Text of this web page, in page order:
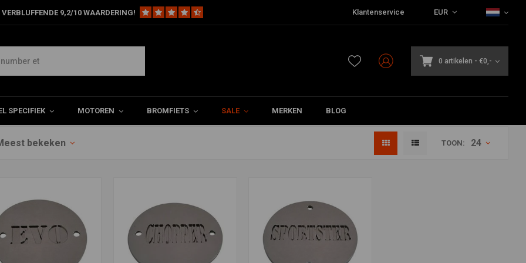
9,2/10 WAARDERING! Klantenservice EUR
0 artikelen - €0,-
SPECIFIEK MOTOREN BROMFIETS SALE MERKEN BLOG
harley davidson
bekeken TOON: 24